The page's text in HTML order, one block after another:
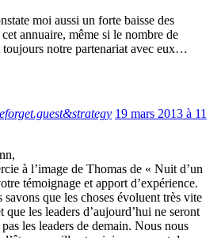
moi aussi un forte baisse des
annuaire, même si le nombre de
toujours notre partenariat avec eux…
19 mars 2013 à 11
à l’image de Thomas de « Nuit d’un
témoignage et apport d’expérience.
savons que les choses évoluent très vite
que les leaders d’aujourd’hui ne seront
les leaders de demain. Nous nous